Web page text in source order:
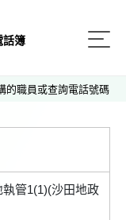
話簿
的職員或查詢電話號碼
管1(1)(沙田地政